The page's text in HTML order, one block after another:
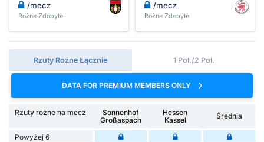
/mecz
Rożne Zdobyte
/mecz
Rożne Zdobyte
Rzuty Rożne Łącznie 1 Poł./2 Poł.
DATA FOR PREMIUM MEMBERS ONLY
Rzuty rożne na mecz
Sonnenhof
Großaspach
Hessen
Kassel
Średnia
Powyżej 6